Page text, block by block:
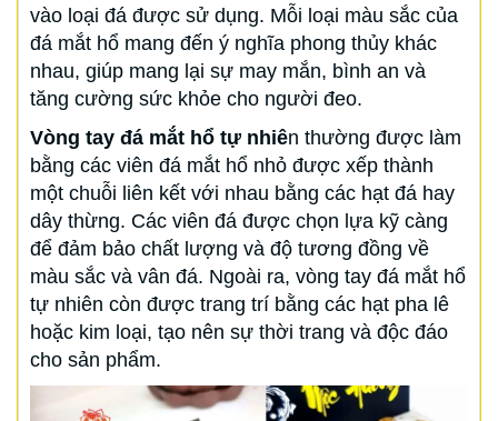
vào loại đá được sử dụng. Mỗi loại màu sắc của
đá mắt hổ mang đến ý nghĩa phong thủy khác
nhau, giúp mang lại sự may mắn, bình an và
tăng cường sức khỏe cho người đeo.
Vòng tay đá mắt hổ tự nhiên thường được làm
bằng các viên đá mắt hổ nhỏ được xếp thành
một chuỗi liên kết với nhau bằng các hạt đá hay
dây thừng. Các viên đá được chọn lựa kỹ càng
để đảm bảo chất lượng và độ tương đồng về
màu sắc và vân đá. Ngoài ra, vòng tay đá mắt hổ
tự nhiên còn được trang trí bằng các hạt pha lê
hoặc kim loại, tạo nên sự thời trang và độc đáo
cho sản phẩm.